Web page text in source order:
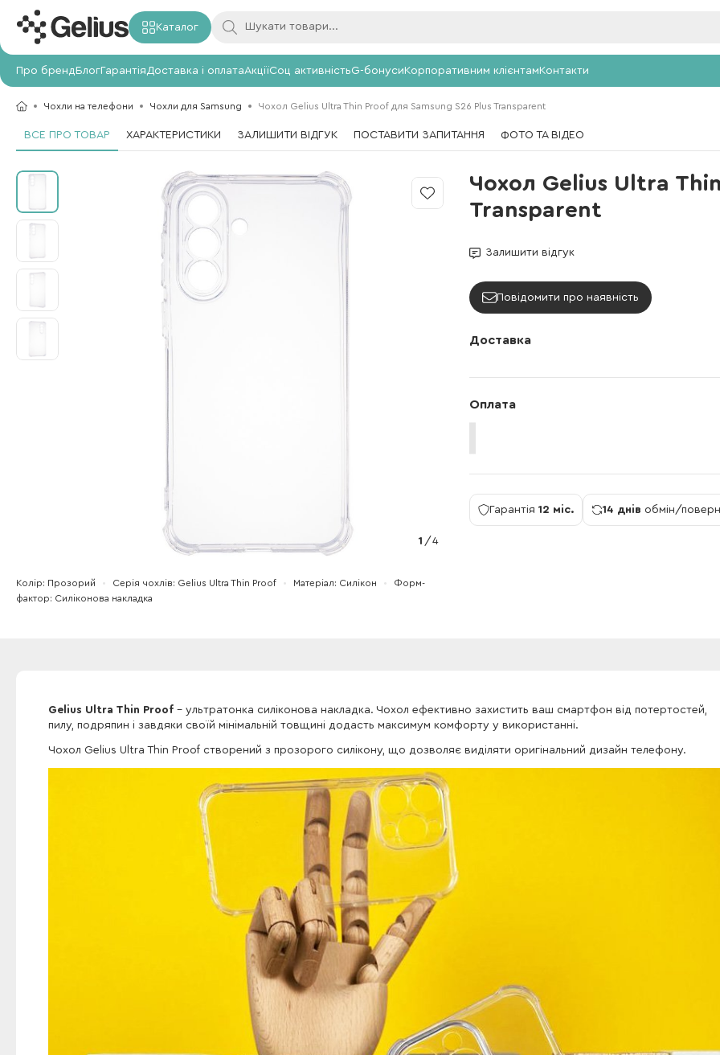
Каталог
Про брендБлогГарантія Доставка і оплатаАкціїСоц активністьG-бонусиКорпоративним клієнтамКонтакти
Чохли на телефони Чохли для Samsung Чохол Gelius Ultra Thin Proof для Samsung S26 Plus Transparent
ВСЕ ПРО ТОВАР ХАРАКТЕРИСТИКИ ЗАЛИШИТИ ВІДГУК ПОСТАВИТИ ЗАПИТАННЯ ФОТО ТА ВІДЕО
Чохол Gelius Ultra
Transparent
Залишити відгук
1 /4
Колір Прозорий Серія чохлів Gelius Ultra Thin Proof Матеріал Силікон
Форм-
фактор
Силіконова накладка
Повідомити про наявність
Доставка
Оплата
Гарантія 12 міс. 14 днів обмін/
Gelius Ultra Thin Proof - ультратонка силіконова накладка. Чохол ефективно захистить ваш смартфон від потертостей,
пилу, подряпин і завдяки своїй мінімальній товщині додасть максимум комфорту у використанні.
Чохол Gelius Ultra Thin Proof створений з прозорого силікону, що дозволяє виділяти оригінальний дизайн телефону.